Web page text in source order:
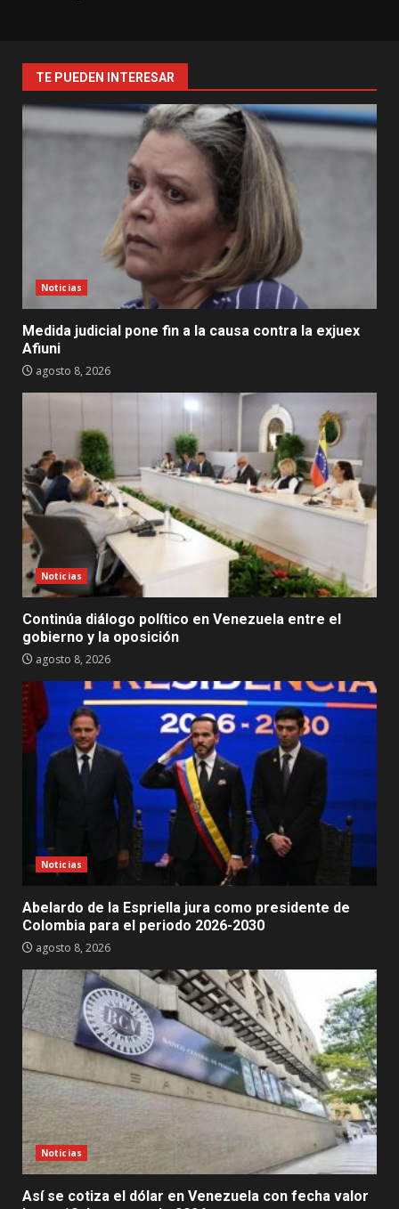
TE PUEDEN INTERESAR
Noticias
Medida judicial pone fin a la causa contra la exjuex
Afiuni
agosto 8, 2026
Noticias
Continúa diálogo político en Venezuela entre el
gobierno y la oposición
agosto 8, 2026
Noticias
Abelardo de la Espriella jura como presidente de
Colombia para el periodo 2026-2030
agosto 8, 2026
Noticias
Así se cotiza el dólar en Venezuela con fecha valor